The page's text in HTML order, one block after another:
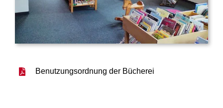
Benutzungsordnung der Bücherei